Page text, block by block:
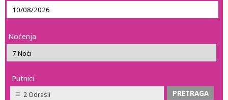
Noćenja
Putnici
2 Odrasli